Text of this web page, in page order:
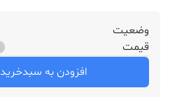
وضعیت
قیمت
افزودن به سبدخرید